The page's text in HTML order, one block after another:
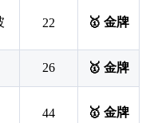
22 🥇 金牌
26 🥇 金牌
44 🥇 金牌